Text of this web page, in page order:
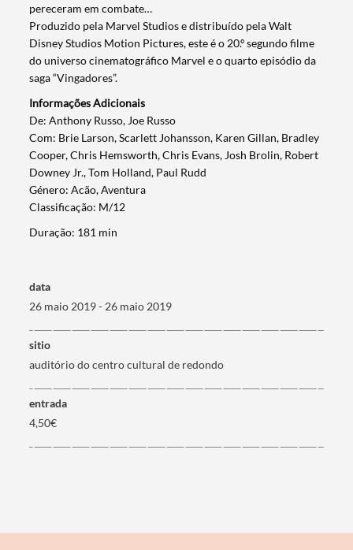
Categorias gerais
pereceram em combate…
Produzido pela Marvel Studios e distribuído pela Walt
Disney Studios Motion Pictures, este é o 20.º segundo filme
do universo cinematográfico Marvel e o quarto episódio da
saga “Vingadores”.
Informações Adicionais
De: Anthony Russo, Joe Russo
Com: Brie Larson, Scarlett Johansson, Karen Gillan, Bradley
Cooper, Chris Hemsworth, Chris Evans, Josh Brolin, Robert
Downey Jr., Tom Holland, Paul Rudd
Género: Acão, Aventura
Classificação: M/12
Duração: 181 min
data
26 maio 2019 - 26 maio 2019
sitio
auditório do centro cultural de redondo
entrada
4,50€